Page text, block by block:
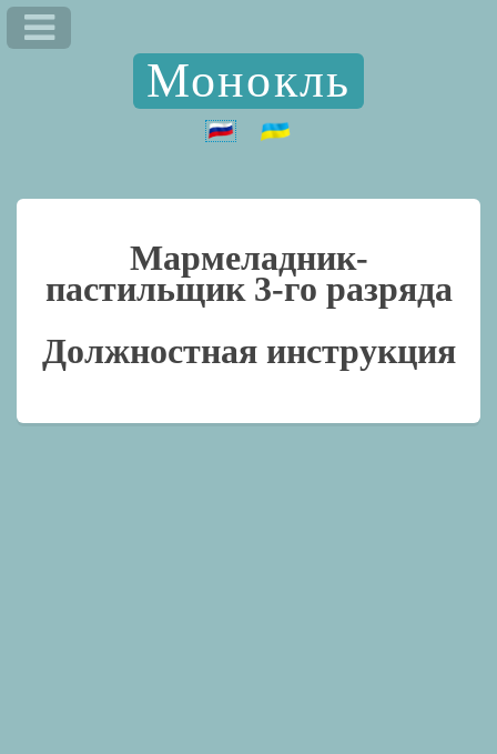
Монокль
Мармеладник-
пастильщик 3-го разряда
Должностная инструкция